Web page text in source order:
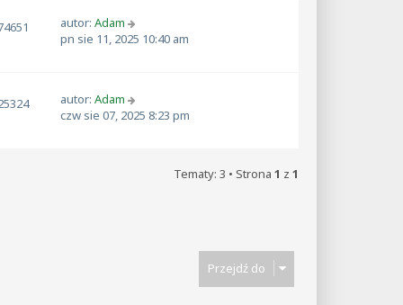
autor: Adam
pn sie 11, 2025 10:40 am
autor: Adam
czw sie 07, 2025 8:23 pm
Tematy: 3 • Strona 1 z 1
Przejdź do